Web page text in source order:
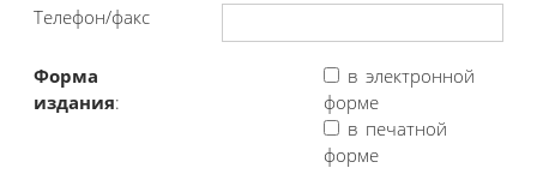
Телефон/факс
Форма
издания:
в электронной
форме
в печатной
форме